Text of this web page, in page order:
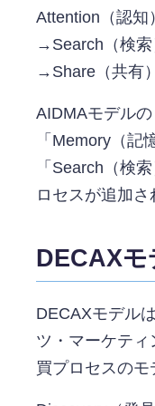
Attention（認知
→Search（検索
→Share（共有）
AIDMAモデルの
「Memory（記
「Search（検
ロセスが追加さ
DECAXモ
DECAXモデル
ツ・マーケテ
買プロセスのモ